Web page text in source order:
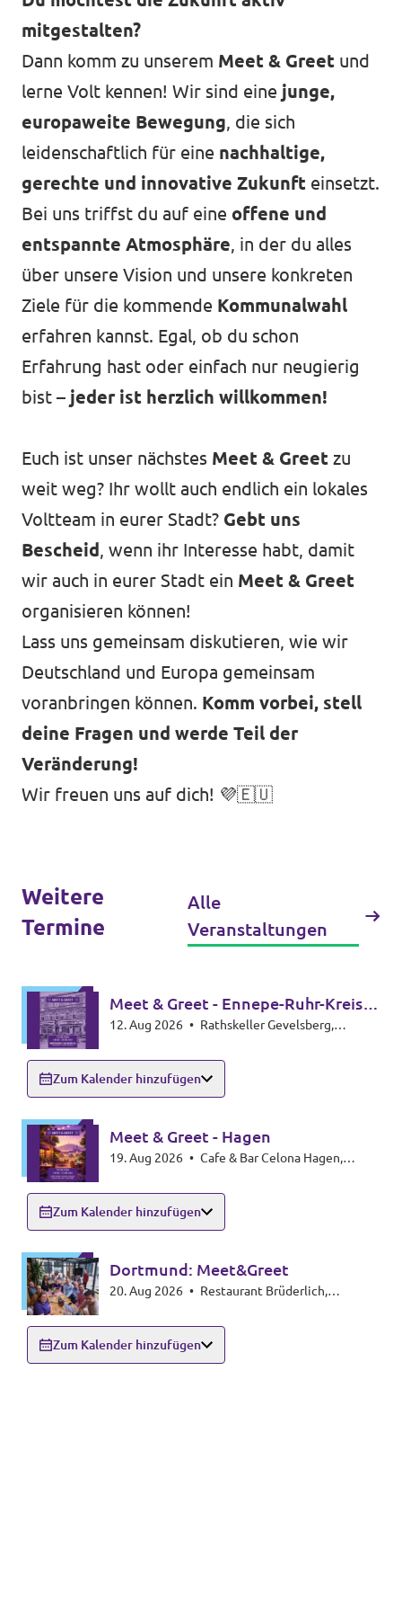
Transparenz
Datenschutz
Impressum
mitgestalten?
Dann komm zu unserem Meet & Greet und
lerne Volt kennen! Wir sind eine junge,
europaweite Bewegung, die sich
leidenschaftlich für eine nachhaltige,
gerechte und innovative Zukunft einsetzt.
Bei uns triffst du auf eine offene und
entspannte Atmosphäre, in der du alles
über unsere Vision und unsere konkreten
Ziele für die kommende Kommunalwahl
erfahren kannst. Egal, ob du schon
Erfahrung hast oder einfach nur neugierig
bist – jeder ist herzlich willkommen!
Euch ist unser nächstes Meet & Greet zu
weit weg? Ihr wollt auch endlich ein lokales
Voltteam in eurer Stadt? Gebt uns
Bescheid, wenn ihr Interesse habt, damit
wir auch in eurer Stadt ein Meet & Greet
organisieren können!
Lass uns gemeinsam diskutieren, wie wir
Deutschland und Europa gemeinsam
voranbringen können. Komm vorbei, stell
deine Fragen und werde Teil der
Veränderung!
Wir freuen uns auf dich! 💜🇪🇺
Weitere
Termine
Alle
Veranstaltungen
Meet & Greet - Ennepe-Ruhr-Kreis
(EN)
12. Aug 2026 •
Zum Kalender hinzufügen
Meet & Greet - Hagen
19. Aug 2026 •
Zum Kalender hinzufügen
Dortmund: Meet&Greet
20. Aug 2026 •
Zum Kalender hinzufügen